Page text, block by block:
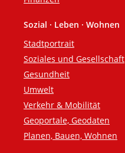
Sozial · Leben · Wohnen
Stadtportrait
Soziales und Gesellschaft
Gesundheit
Umwelt
Verkehr & Mobilität
Geoportale, Geodaten
Planen, Bauen, Wohnen